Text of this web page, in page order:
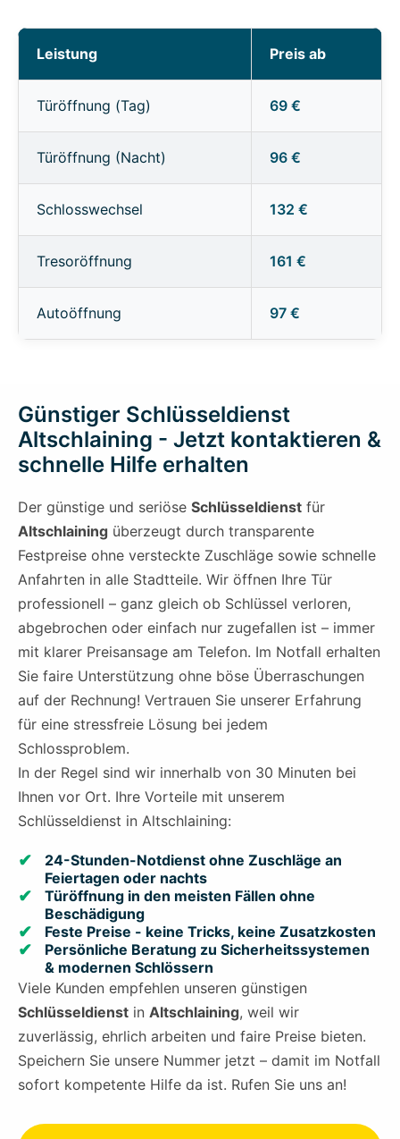
Leistung Preis ab
Türöffnung (Tag) 69 €
Türöffnung (Nacht) 96 €
Schlosswechsel 132 €
Tresoröffnung 161 €
Autoöffnung 97 €
Günstiger Schlüsseldienst
Altschlaining - Jetzt kontaktieren &
schnelle Hilfe erhalten
Der günstige und seriöse Schlüsseldienst für
Altschlaining überzeugt durch transparente
Festpreise ohne versteckte Zuschläge sowie schnelle
Anfahrten in alle Stadtteile. Wir öffnen Ihre Tür
professionell – ganz gleich ob Schlüssel verloren,
abgebrochen oder einfach nur zugefallen ist – immer
mit klarer Preisansage am Telefon. Im Notfall erhalten
Sie faire Unterstützung ohne böse Überraschungen
auf der Rechnung! Vertrauen Sie unserer Erfahrung
für eine stressfreie Lösung bei jedem
Schlossproblem.
In der Regel sind wir innerhalb von 30 Minuten bei
Ihnen vor Ort. Ihre Vorteile mit unserem
Schlüsseldienst in Altschlaining:
24-Stunden-Notdienst ohne Zuschläge an
Feiertagen oder nachts
Türöffnung in den meisten Fällen ohne
Beschädigung
Feste Preise - keine Tricks, keine Zusatzkosten
Persönliche Beratung zu Sicherheitssystemen
& modernen Schlössern
Viele Kunden empfehlen unseren günstigen
Schlüsseldienst in Altschlaining, weil wir
zuverlässig, ehrlich arbeiten und faire Preise bieten.
Speichern Sie unsere Nummer jetzt – damit im Notfall
sofort kompetente Hilfe da ist. Rufen Sie uns an!